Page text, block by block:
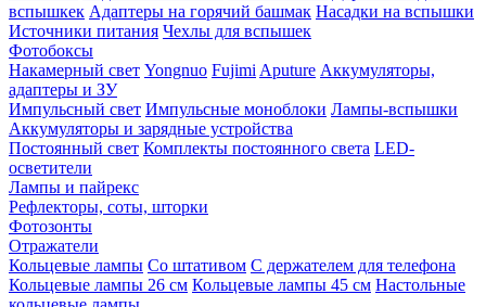
вспышкек Адаптеры на горячий башмак Насадки на вспышки
Источники питания Чехлы для вспышек
Фотобоксы
Накамерный свет Yongnuo Fujimi Aputure Аккумуляторы,
адаптеры и ЗУ
Импульсный свет Импульсные моноблоки Лампы-вспышки
Аккумуляторы и зарядные устройства
Постоянный свет Комплекты постоянного света LED-
осветители
Лампы и пайрекс
Рефлекторы, соты, шторки
Фотозонты
Отражатели
Кольцевые лампы Со штативом С держателем для телефона
Кольцевые лампы 26 см Кольцевые лампы 45 см Настольные